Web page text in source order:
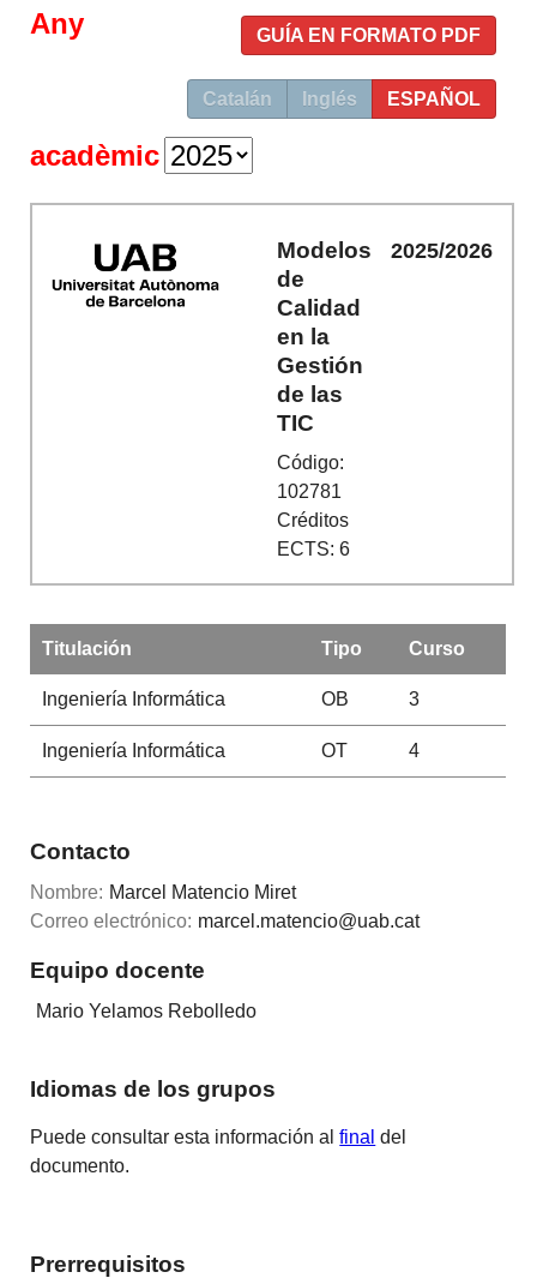
GUÍA EN FORMATO PDF
Catalán Inglés ESPAÑOL
Any
acadèmic
Modelos
de
Calidad
en la
Gestión
de las
TIC
Código:
102781
Créditos
ECTS: 6
2025/2026
Titulación Tipo Curso
Ingeniería Informática OB 3
Ingeniería Informática OT 4
Contacto
Nombre: Marcel Matencio Miret
Correo electrónico: marcel.matencio@uab.cat
Equipo docente
Mario Yelamos Rebolledo
Idiomas de los grupos
Puede consultar esta información alfinal del
documento.
Prerrequisitos